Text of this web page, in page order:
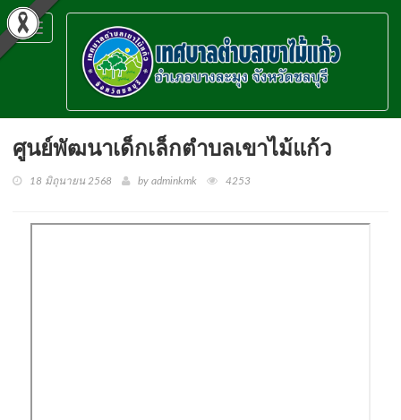
Toggle
navigation
ศูนย์พัฒนาเด็กเล็กตำบลเขาไม้แก้ว
18 มิถุนายน 2568 by adminkmk 4253